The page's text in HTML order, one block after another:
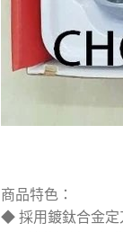
商品特色：
◆ 採用鍍鈦合金定